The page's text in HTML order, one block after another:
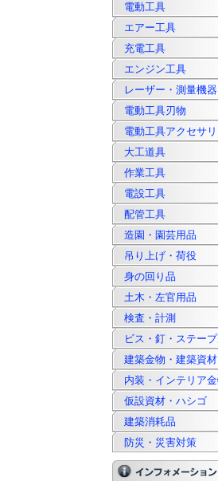
電動工具
エアー工具
充電工具
エンジン工具
レーザー・測量機器
電動工具刃物
電動工具アクセサ
大工道具
作業工具
電設工具
配管工具
造園・園芸用品
吊り上げ・荷役
身の回り品
土木・左官用品
検査・計測
ビス・釘・ステー
建築金物・建築資材
内装・インテリア
仮設資材・ハシゴ
建築消耗品
防災・災害対策